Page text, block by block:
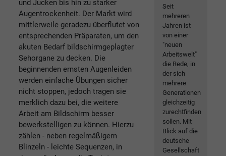
und Jucken bis hin zu starker
Augentrockenheit. Der Markt wird
mittlerweile geradezu überflutet von
entsprechenden Präparaten, um den
akuten Bedarf bildschirmgeplagter
Sehorgane zu decken. Die
beginnenden ernsten Augenleiden
werden einfache Übungen sicher
nicht stoppen, jedoch tragen sie
merklich dazu bei, die weitere
Arbeit am Bildschirm besser
bewerkstelligen zu können. Hierzu
zählen - neben regelmäßigem
Blinzeln - leichte Sequenzen, in
Seit
mehreren
Jahren ist
von einer
"neuen
Arbeitswelt"
die Rede, in
der sich
mehrere
Generationen
gleichzeitig
zurechtfinden
sollen. Mit
Blick auf die
deutsche
Gesellschaft